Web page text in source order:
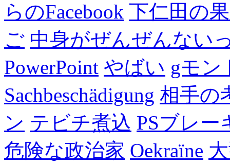
らのFacebook 下仁田の
ご 中身がぜんぜんない
PowerPoint やばい gモン
Sachbeschädigung 相手の
ン テビチ煮込 PSブレー
危険な政治家 Oekraïne